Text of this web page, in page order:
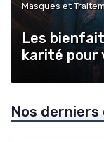
Masques et
Les
karité pour
Nos